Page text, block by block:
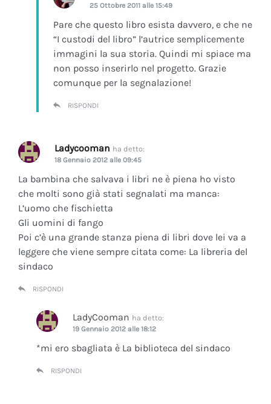
25 Ottobre 2011 alle 15:49
Pare che questo libro esista davvero, e che ne
“I custodi del libro” l’autrice semplicemente
immagini la sua storia. Quindi mi spiace ma
non posso inserirlo nel progetto. Grazie
comunque per la segnalazione!
RISPONDI
Ladycooman ha detto:
18 Gennaio 2012 alle 09:45
La bambina che salvava i libri ne è piena ho visto
che molti sono già stati segnalati ma manca:
L’uomo che fischietta
Gli uomini di fango
Poi c’è una grande stanza piena di libri dove lei va a
leggere che viene sempre citata come: La libreria del
sindaco
RISPONDI
LadyCooman ha detto:
19 Gennaio 2012 alle 18:12
*mi ero sbagliata è La biblioteca del sindaco
RISPONDI